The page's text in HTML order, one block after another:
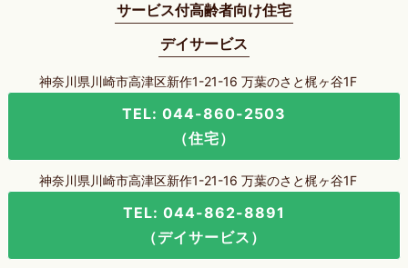
サービス付高齢者向け住宅
デイサービス
神奈川県川崎市高津区新作1-21-16 万葉のさと梶ヶ谷1F
TEL: 044-860-2503
（住宅）
神奈川県川崎市高津区新作1-21-16 万葉のさと梶ヶ谷1F
TEL: 044-862-8891
（デイサービス）